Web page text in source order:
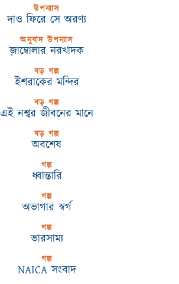
উপন্যাস
দাও ফিরে সে অরণ্য
অনুবাদ উপন্যাস
জ়াম্বোলার নরখাদক
বড় গল্প
ইশরাকের মন্দির
বড় গল্প
এই নশ্বর জীবনের মানে
বড় গল্প
অবশেষ
গল্প
ধ্বান্তারি
গল্প
অভাগার স্বর্গ
গল্প
ভারসাম্য
গল্প
NAICA সংবাদ